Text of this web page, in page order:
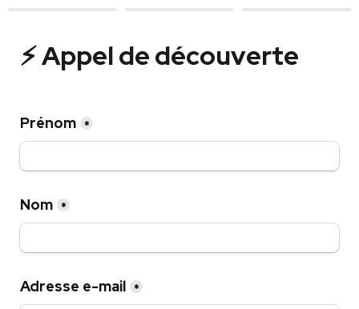
⚡️ Appel de découverte
Prénom *
Nom *
Adresse e-mail *